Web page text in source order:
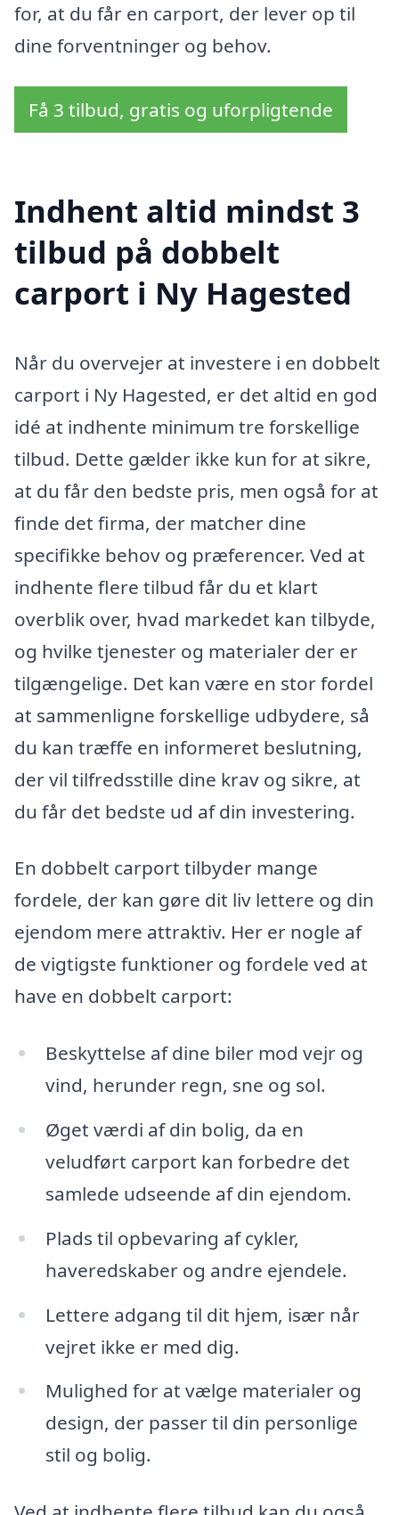
for, at du får en carport, der lever op til
dine forventninger og behov.
Få 3 tilbud, gratis og uforpligtende
Indhent altid mindst 3
tilbud på dobbelt
carport i Ny Hagested
Når du overvejer at investere i en dobbelt
carport i Ny Hagested, er det altid en god
idé at indhente minimum tre forskellige
tilbud. Dette gælder ikke kun for at sikre,
at du får den bedste pris, men også for at
finde det firma, der matcher dine
specifikke behov og præferencer. Ved at
indhente flere tilbud får du et klart
overblik over, hvad markedet kan tilbyde,
og hvilke tjenester og materialer der er
tilgængelige. Det kan være en stor fordel
at sammenligne forskellige udbydere, så
du kan træffe en informeret beslutning,
der vil tilfredsstille dine krav og sikre, at
du får det bedste ud af din investering.
En dobbelt carport tilbyder mange
fordele, der kan gøre dit liv lettere og din
ejendom mere attraktiv. Her er nogle af
de vigtigste funktioner og fordele ved at
have en dobbelt carport:
Beskyttelse af dine biler mod vejr og
vind, herunder regn, sne og sol.
Øget værdi af din bolig, da en
veludført carport kan forbedre det
samlede udseende af din ejendom.
Plads til opbevaring af cykler,
haveredskaber og andre ejendele.
Lettere adgang til dit hjem, især når
vejret ikke er med dig.
Mulighed for at vælge materialer og
design, der passer til din personlige
stil og bolig.